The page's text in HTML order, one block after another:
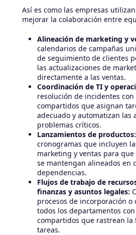
Así es como las empresas
mejorar la colaboración entre
Alineación de marketing y
calendarios de campañas
de seguimiento de clientes
las actualizaciones de
directamente a las ventas.
Coordinación de TI y
resolución de incidentes con
compartidos que asignan
adecuado y automatizan las
problemas críticos.
Lanzamientos de productos:
cronogramas que incluyen
marketing y ventas para
se mantengan alineados en
dependencias.
Flujos de trabajo de
finanzas y asuntos legales:
procesos de incorporación
todos los departamentos
compartidos que rastrean la
tareas.